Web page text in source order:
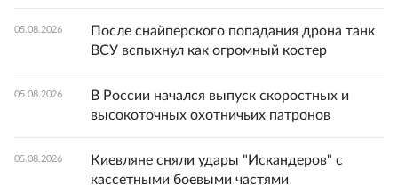
05.08.2026
После снайперского попадания дрона танк
ВСУ вспыхнул как огромный костер
05.08.2026
В России начался выпуск скоростных и
высокоточных охотничьих патронов
05.08.2026
Киевляне сняли удары "Искандеров" с
кассетными боевыми частями